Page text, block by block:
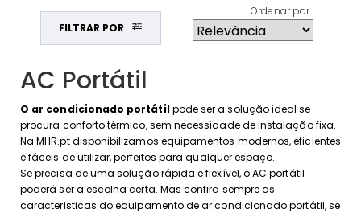
FILTRAR POR
Ordenar por
AC Portátil
O ar condicionado portátilpode ser a solução ideal se
procura conforto térmico, sem necessidade de instalação fixa.
Na MHR.pt disponibilizamos equipamentos modernos, eficientes
e fáceis de utilizar, perfeitos para qualquer espaço.
Se precisa de uma solução rápida e flexível, o AC portátil
poderá ser a escolha certa. Mas confira sempre as
caracteristicas do equipamento de ar condicionado portátil, se